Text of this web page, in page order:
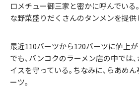
ロメチュー御三家と密かに呼んでい
な野菜盛りだくさんのタンメンを提供
最近110バーツから120バーツに値上
でも､バンコクのラーメン店の中では
イスを守っている｡ちなみに､らあめ
ーツ｡